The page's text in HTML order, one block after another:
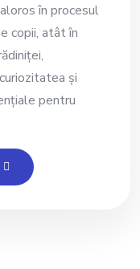
în procesul
copii, atât în
și
pentru